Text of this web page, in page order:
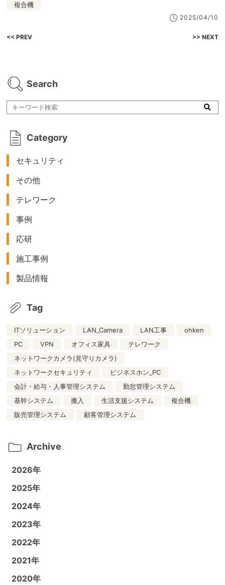
複合機
2025/04/10
<< PREV >> NEXT
Search
Category
セキュリティ
その他
テレワーク
事例
応研
施工事例
製品情報
Tag
ITソリューション LAN_Camera LAN工事
ohken
PC
VPN オフィス家具
テレワーク
ネットワークカメラ(見守りカメラ)
ネットワークセキュリティ
ビジネスホン_PC
会計・給与・人事管理システム
勤怠管理システム
基幹システム
搬入 生活支援システム
複合機
販売管理システム
顧客管理システム
Archive
2026年
2025年
2024年
2023年
2022年
2021年
2020年